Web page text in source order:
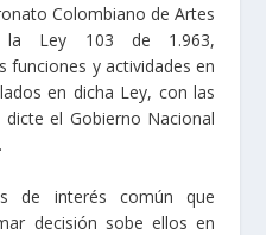
Colombiano de Artes
la Ley 103 de 1.963,
funciones y actividades en
en dicha Ley, con las
el Gobierno Nacional
de interés común que
decisión sobe ellos en